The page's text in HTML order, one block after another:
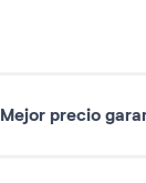
Mejor precio